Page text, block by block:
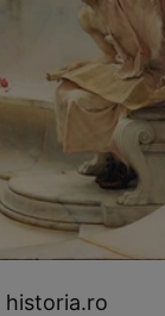
historia.ro